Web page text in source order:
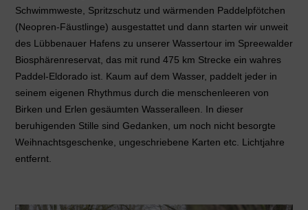
Schwimmweste, Spritzschutz und wärmenden Paddelpfötchen
(Neopren-Fäustlinge) ausgestattet und dann starten wir unweit
des Lübbenauer Hafens zu unserer Wassertour im Spreewalder
Biosphärenreservat, das mit rund 475 km Strecke ein wahres
Paddel-Eldorado ist. Kaum auf dem Wasser, paddelt jeder in
seinem eigenen Rhythmus durch die menschenleeren von
Birken und Erlen gesäumten Wasseralleen. In dieser
beruhigenden Stille sind Gedanken, um noch nicht besorgte
Weihnachtsgeschenke, ungeschriebene Karten etc. Lichtjahre
entfernt.